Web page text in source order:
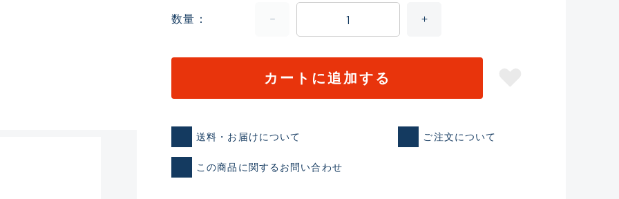
数量
カートに追加する
送料・お届けについて ご注文について
この商品に関するお問い合わせ